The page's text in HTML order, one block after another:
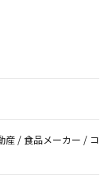
産 / 食品メーカー / コ